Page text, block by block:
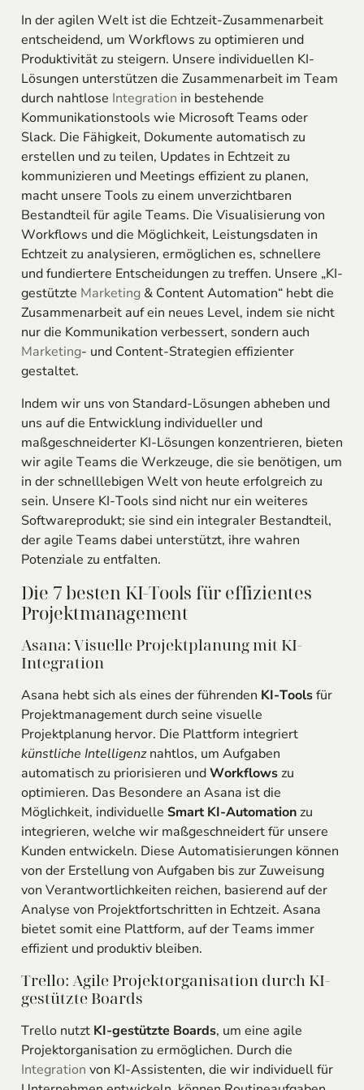
In der agilen Welt ist die Echtzeit-Zusammenarbeit
entscheidend, um Workflows zu optimieren und
Produktivität zu steigern. Unsere individuellen KI-
Lösungen unterstützen die Zusammenarbeit im Team
durch nahtlose Integration in bestehende
Kommunikationstools wie Microsoft Teams oder
Slack. Die Fähigkeit, Dokumente automatisch zu
erstellen und zu teilen, Updates in Echtzeit zu
kommunizieren und Meetings effizient zu planen,
macht unsere Tools zu einem unverzichtbaren
Bestandteil für agile Teams. Die Visualisierung von
Workflows und die Möglichkeit, Leistungsdaten in
Echtzeit zu analysieren, ermöglichen es, schnellere
und fundiertere Entscheidungen zu treffen. Unsere „KI-
gestützte Marketing& Content Automation“ hebt die
Zusammenarbeit auf ein neues Level, indem sie nicht
nur die Kommunikation verbessert, sondern auch
Marketing- und Content-Strategien effizienter
gestaltet.
Indem wir uns von Standard-Lösungen abheben und
uns auf die Entwicklung individueller und
maßgeschneiderter KI-Lösungen konzentrieren, bieten
wir agile Teams die Werkzeuge, die sie benötigen, um
in der schnelllebigen Welt von heute erfolgreich zu
sein. Unsere KI-Tools sind nicht nur ein weiteres
Softwareprodukt; sie sind ein integraler Bestandteil,
der agile Teams dabei unterstützt, ihre wahren
Potenziale zu entfalten.
Die 7 besten KI-Tools für effizientes
Projektmanagement
Asana: Visuelle Projektplanung mit KI-
Integration
Asana hebt sich als eines der führenden KI-Toolsfür
Projektmanagement durch seine visuelle
Projektplanung hervor. Die Plattform integriert
künstliche Intelligenznahtlos, um Aufgaben
automatisch zu priorisieren undWorkflowszu
optimieren. Das Besondere an Asana ist die
Möglichkeit, individuelle Smart KI-Automationzu
integrieren, welche wir maßgeschneidert für unsere
Kunden entwickeln. Diese Automatisierungen können
von der Erstellung von Aufgaben bis zur Zuweisung
von Verantwortlichkeiten reichen, basierend auf der
Analyse von Projektfortschritten in Echtzeit. Asana
bietet somit eine Plattform, auf der Teams immer
effizient und produktiv bleiben.
Trello: Agile Projektorganisation durch KI-
gestützte Boards
Trello nutzt KI-gestützte Boards, um eine agile
Projektorganisation zu ermöglichen. Durch die
Integration von KI-Assistenten, die wir individuell für